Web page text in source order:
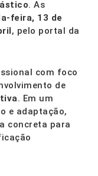
. As
feira, 13 de
, pelo portal da
com foco
de
. Em um
e adaptação,
concreta para